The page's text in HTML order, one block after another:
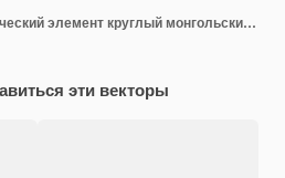
Вектор круглый этнический элемент круглый монгольский национальный орнамент декоративные шаблоны дизайна
эти векторы